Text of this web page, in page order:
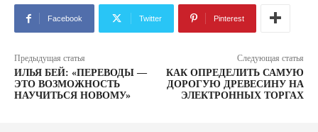
Facebook Twitter Pinterest
Предыдущая статья
ИЛЬЯ БЕЙ: «ПЕРЕВОДЫ —
ЭТО ВОЗМОЖНОСТЬ
НАУЧИТЬСЯ НОВОМУ»
Следующая статья
КАК ОПРЕДЕЛИТЬ САМУЮ
ДОРОГУЮ ДРЕВЕСИНУ НА
ЭЛЕКТРОННЫХ ТОРГАХ